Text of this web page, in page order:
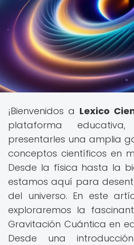
¡Bienvenidos a Lexico
plataforma
presentarles una amplia
conceptos científicos en
Desde la física hasta la
estamos aquí para
del universo. En este
exploraremos la
Gravitación Cuántica en
Desde una